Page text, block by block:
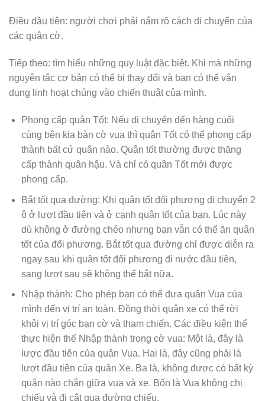
Điều đầu tiên: người chơi phải nắm rõ cách di chuyển của
các quân cờ.
Tiếp theo: tìm hiểu những quy luật đặc biệt. Khi mà những
nguyên tắc cơ bản có thể bị thay đổi và bạn có thể vận
dụng linh hoạt chúng vào chiến thuật của mình.
Phong cấp quân Tốt: Nếu di chuyển đến hàng cuối
cùng bên kia bàn cờ vua thì quân Tốt có thể phong cấp
thành bất cứ quân nào. Quân tốt thường được thăng
cấp thành quân hậu. Và chỉ có quân Tốt mới được
phong cấp.
Bắt tốt qua đường: Khi quân tốt đối phương di chuyển 2
ô ở lượt đầu tiên và ở cạnh quân tốt của bạn. Lúc này
dù không ở đường chéo nhưng bạn vẫn có thể ăn quân
tốt của đối phương. Bắt tốt qua đường chỉ được diễn ra
ngay sau khi quân tốt đối phương đi nước đầu tiên,
sang lượt sau sẽ không thể bắt nữa.
Nhập thành: Cho phép bạn có thể đưa quân Vua của
mình đến vị trí an toàn. Đồng thời quân xe có thể rời
khỏi vị trí góc bạn cờ và tham chiến. Các điều kiện thể
thực hiện thế Nhập thành trong cờ vua: Một là, đây là
lược đầu tiên của quân Vua. Hai là, đây cũng phải là
lượt đầu tiên của quân Xe. Ba là, không được có bất kỳ
quân nào chắn giữa vua và xe. Bốn là Vua không chị
chiếu và đi cắt qua đường chiếu.